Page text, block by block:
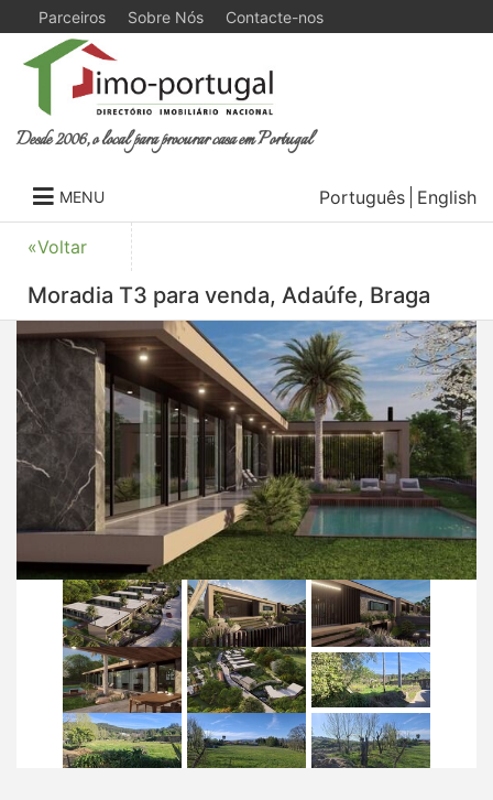
Parceiros Sobre Nós Contacte-nos
Desde 2006, o local para procurar casa em Portugal
MENU Português English
«Voltar
Moradia T3 para venda, Adaúfe, Braga